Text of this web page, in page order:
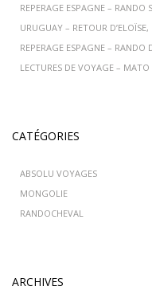
REPERAGE ESPAGNE – RANDO
URUGUAY – RETOUR
REPERAGE ESPAGNE – RANDO
LECTURES DE VOYAGE –
CATÉGORIES
ABSOLU VOYAGES
MONGOLIE
RANDOCHEVAL
ARCHIVES